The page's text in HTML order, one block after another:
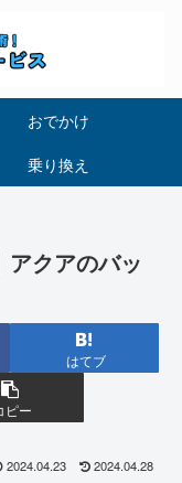
おでかけ
乗り換え
アクアのバッ
はてブ
ピー
2024.04.23 2024.04.28